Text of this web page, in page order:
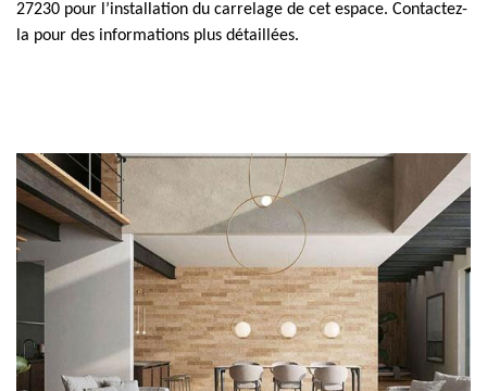
27230 pour l’installation du carrelage de cet espace. Contactez-
la pour des informations plus détaillées.